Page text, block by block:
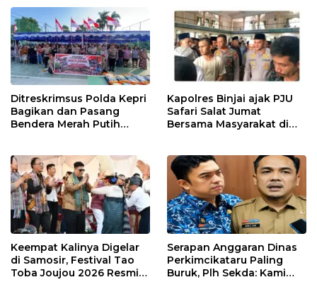
Ditreskrimsus Polda Kepri
Bagikan dan Pasang
Bendera Merah Putih
Kebangsaan.
Kapolres Binjai ajak PJU
Safari Salat Jumat
Bersama Masyarakat di
Keempat Kalinya Digelar
di Samosir, Festival Tao
Toba Joujou 2026 Resmi
Serapan Anggaran Dinas
Perkimcikataru Paling
Buruk, Plh Sekda: Kami